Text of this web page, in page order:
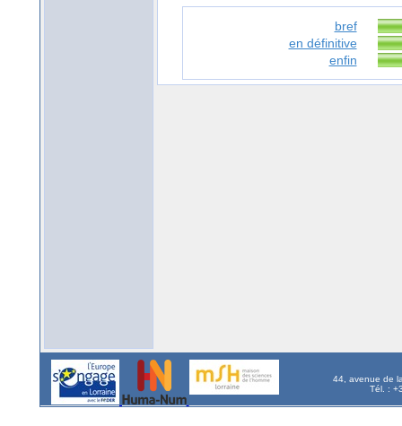
bref
en définitive
enfin
44, avenue de
Tél. :